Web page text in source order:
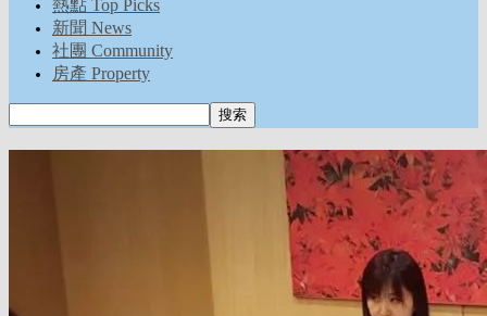
熱點 Top Picks
新聞 News
社團 Community
房產 Property